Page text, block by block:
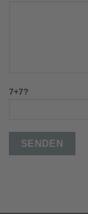
7+7?